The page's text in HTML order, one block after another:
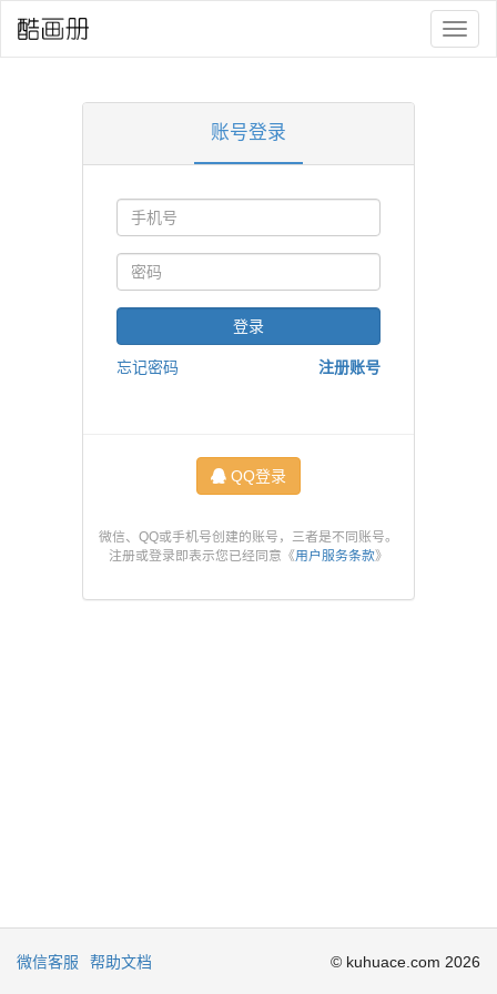
账号登录
登录
忘记密码 注册账号
QQ登录
微信、QQ或手机号创建的账号，三者是不同账号。
注册或登录即表示您已经同意《用户服务条款》
微信客服 帮助文档 © kuhuace.com 2026